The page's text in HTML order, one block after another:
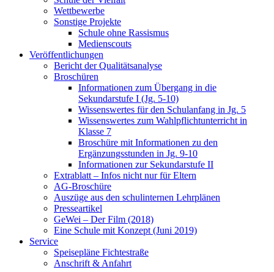
Wettbewerbe
Sonstige Projekte
Schule ohne Rassismus
Medienscouts
Veröffentlichungen
Bericht der Qualitätsanalyse
Broschüren
Informationen zum Übergang in die
Sekundarstufe I (Jg. 5-10)
Wissenswertes für den Schulanfang in Jg. 5
Wissenswertes zum Wahlpflichtunterricht in
Klasse 7
Broschüre mit Informationen zu den
Ergänzungsstunden in Jg. 9-10
Informationen zur Sekundarstufe II
Extrablatt – Infos nicht nur für Eltern
AG-Broschüre
Auszüge aus den schulinternen Lehrplänen
Presseartikel
GeWei – Der Film (2018)
Eine Schule mit Konzept (Juni 2019)
Service
Speisepläne Fichtestraße
Anschrift & Anfahrt